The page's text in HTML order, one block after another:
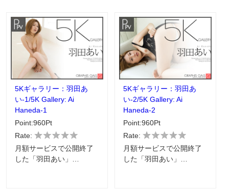
5Kギャラリー：羽田あ
い-1/5K Gallery: Ai
Haneda-1
Point:960Pt
Rate:
月額サービスで公開終了
した「羽田あい」…
5Kギャラリー：羽田あ
い-2/5K Gallery: Ai
Haneda-2
Point:960Pt
Rate:
月額サービスで公開終了
した「羽田あい」…